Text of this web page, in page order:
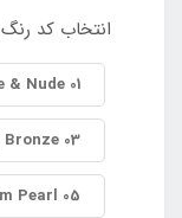
انتخاب کد
01 Rose & Nude
03 Rosy Bronze
05 Warm Pearl